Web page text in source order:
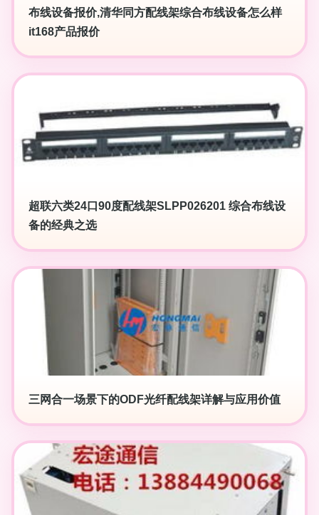
布线设备报价,清华同方配线架综合布线设备怎么样
it168产品报价
超联六类24口90度配线架SLPP026201 综合布线设
备的经典之选
三网合一场景下的ODF光纤配线架详解与应用价值